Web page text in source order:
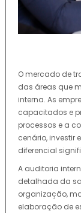
O mercado de
das áreas que
interna. As
capacitados e
processos e a
cenário, investir
diferencial
A auditoria
detalhada da
organização,
elaboração de